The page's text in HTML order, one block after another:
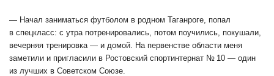
— Начал заниматься футболом в родном Таганроге, попал
в спецкласс: с утра потренировались, потом поучились, покушали,
вечерняя тренировка — и домой. На первенстве области меня
заметили и пригласили в Ростовский спортинтернат № 10 — один
из лучших в Советском Союзе.